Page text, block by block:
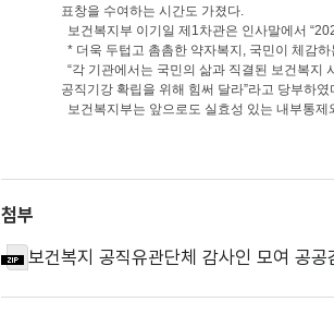
표창을 수여하는 시간도 가졌다.
보건복지부 이기일 제1차관은 인사말에서
* 더욱 두텁고 촘촘한 약자복지, 국민이 체감
“각 기관에서는 국민의 삶과 직결된 보건복지
공직기강 확립을 위해 힘써 달라”라고 당부하였
보건복지부는 앞으로도 실효성 있는 내부통
첨부
보건복지 공직유관단체 감사인 모여 공